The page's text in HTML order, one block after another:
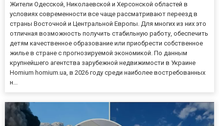
Жители Одесской, Николаевской и Херсонской областей в
условиях современности все чаще рассматривают переезд в
страны Восточной и Центральной Европы. Для многих из них это
отличная возможность получить стабильную работу, обеспечить
детям качественное образование или приобрести собственное
жилье в стране с прогнозируемой экономикой. По данным
крупнейшего агентства зарубежной недвижимости в Украине
Homium homium.ua, в 2026 году среди наиболее востребованных
н...